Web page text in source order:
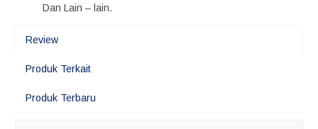
Dan Lain – lain.
Review
Produk Terkait
Produk Terbaru